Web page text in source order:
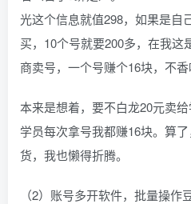
光这个信息就值298，如果是自
买，10个号就要200多，在我这
商卖号，一个号赚个16块，不
本来是想着，要不白龙20元卖给
学员每次拿号我都赚16块。算
货，我也懒得折腾。
（2）账号多开软件，批量操作